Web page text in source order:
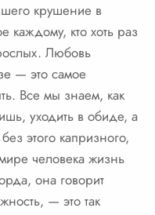
крушение в
каждому, кто хоть раз
Любовь
— это самое
Все мы знаем, как
уходить в обиде, а
этого капризного,
человека жизнь
она говорит
— это так